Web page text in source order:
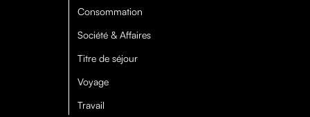
Consommation
Société & Affaires
Titre de séjour
Voyage
Travail